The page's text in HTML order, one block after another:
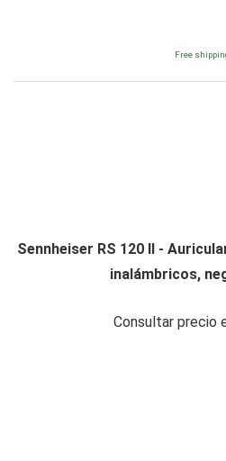
Free
Sennheiser RS 120 II -
inalámbricos,
Consultar precio